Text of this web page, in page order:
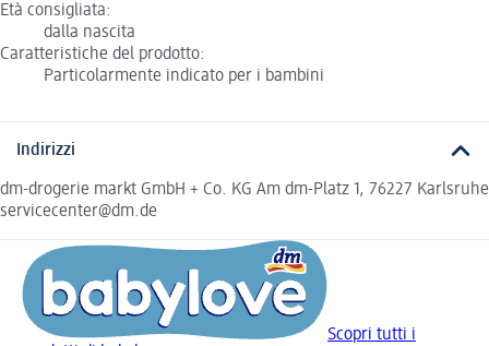
Età consigliata:
dalla nascita
Caratteristiche del prodotto:
Particolarmente indicato per i bambini
Indirizzi
dm-drogerie markt GmbH + Co. KG Am dm-Platz 1, 76227 Karlsruhe
servicecenter@dm.de
Scopri tutti i